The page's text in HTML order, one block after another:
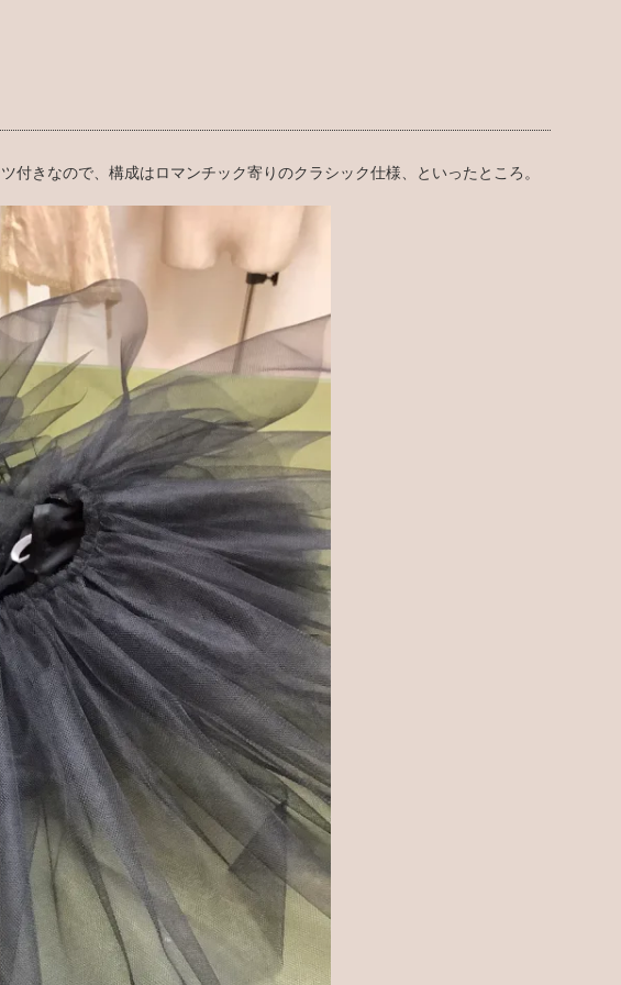
きなので、構成はロマンチック寄りのクラシック仕様、といったところ。